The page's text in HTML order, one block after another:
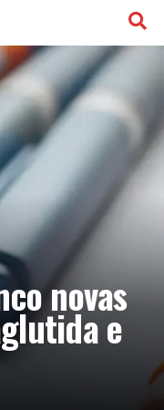
novas
e